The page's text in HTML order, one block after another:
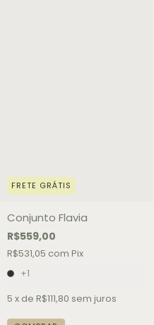
FRETE GRÁTIS
Conjunto Flavia
R$559,00
R$531,05 com Pix
+1
5 x de R$111,80 sem juros